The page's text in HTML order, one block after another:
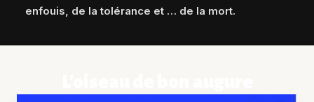
enfouis, de la tolérance et … de la mort.